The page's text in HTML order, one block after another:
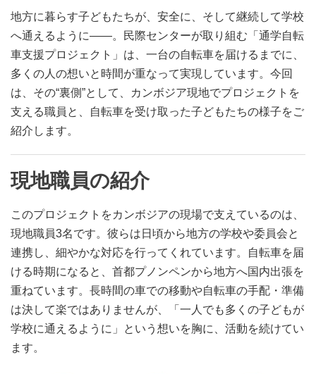
地方に暮らす子どもたちが、安全に、そして継続して学校
へ通えるように——。民際センターが取り組む「通学自転
車支援プロジェクト」は、一台の自転車を届けるまでに、
多くの人の想いと時間が重なって実現しています。今回
は、その“裏側”として、カンボジア現地でプロジェクトを
支える職員と、自転車を受け取った子どもたちの様子をご
紹介します。
現地職員の紹介
このプロジェクトをカンボジアの現場で支えているのは、
現地職員3名です。彼らは日頃から地方の学校や委員会と
連携し、細やかな対応を行ってくれています。自転車を届
ける時期になると、首都プノンペンから地方へ国内出張を
重ねています。長時間の車での移動や自転車の手配・準備
は決して楽ではありませんが、「一人でも多くの子どもが
学校に通えるように」という想いを胸に、活動を続けてい
ます。